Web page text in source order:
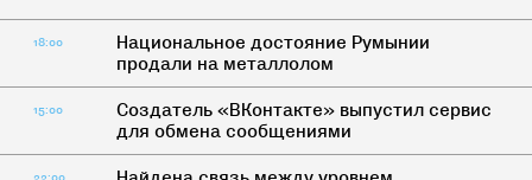
18:00
Национальное достояние Румынии
продали на металлолом
15:00
Создатель «ВКонтакте» выпустил сервис
для обмена сообщениями